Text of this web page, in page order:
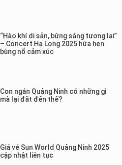
“Hào khí di sản, bừng sáng tương lai”
– Concert Hạ Long 2025 hứa hẹn
bùng nổ cảm xúc
Con ngán Quảng Ninh có những gì
mà lại đắt đến thế?
Giá vé Sun World Quảng Ninh 2025
cập nhật liên tục